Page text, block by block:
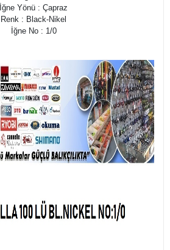
İğne Yönü : Çapraz
Renk : Black-Nikel
İğne No : 1/0